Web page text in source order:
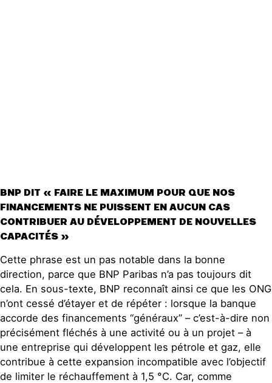
BNP DIT « FAIRE LE MAXIMUM POUR QUE NOS
FINANCEMENTS NE PUISSENT EN AUCUN CAS
CONTRIBUER AU DÉVELOPPEMENT DE NOUVELLES
CAPACITÉS »
Cette phrase est un pas notable dans la bonne
direction, parce que BNP Paribas n’a pas toujours dit
cela. En sous-texte, BNP reconnaît ainsi ce que les ONG
n’ont cessé d’étayer et de répéter : lorsque la banque
accorde des financements “généraux” – c’est-à-dire non
précisément fléchés à une activité ou à un projet – à
une entreprise qui développent les pétrole et gaz, elle
contribue à cette expansion incompatible avec l’objectif
de limiter le réchauffement à 1,5 °C. Car, comme